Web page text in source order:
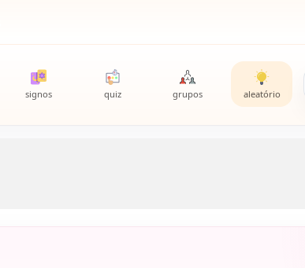
signos quiz grupos aleatório